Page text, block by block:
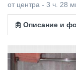
от центра - 3 ч. 28
Описание и